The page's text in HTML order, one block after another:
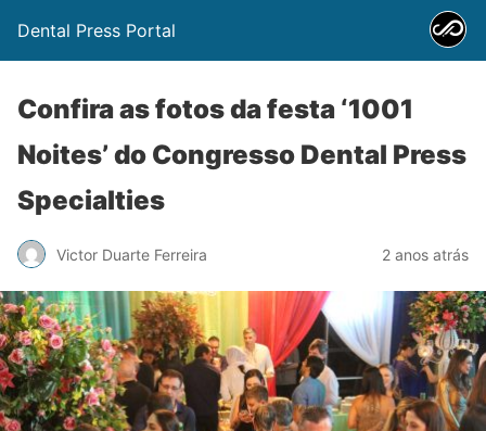
Dental Press Portal
Confira as fotos da festa ‘1001
Noites’ do Congresso Dental Press
Specialties
Victor Duarte Ferreira 2 anos atrás